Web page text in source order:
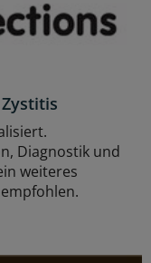
Diagnostik und
weiteres